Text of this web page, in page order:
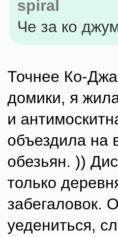
spiral
Че за ко
Точнее Ко-
домики, я
и
объездила на
обезьян. ))
только
забегаловок.
уедениться,